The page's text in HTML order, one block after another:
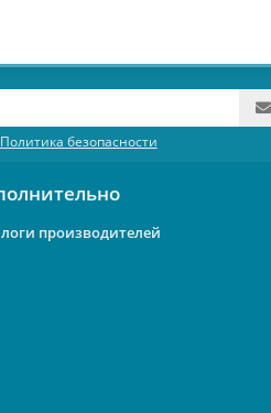
Политика безопасности
производителей